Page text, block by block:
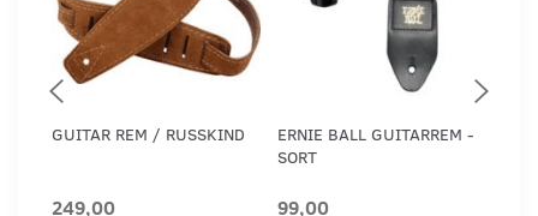
GUITAR REM / RUSSKIND
249,00
ERNIE BALL GUITARREM -
SORT
99,00